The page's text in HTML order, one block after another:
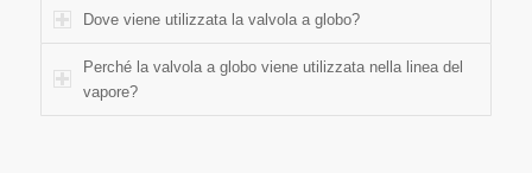
Dove viene utilizzata la valvola a globo?
Perché la valvola a globo viene utilizzata nella linea del
vapore?